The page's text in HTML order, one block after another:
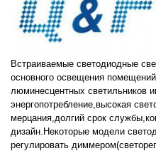
Встраиваемые светодиодные
основного освещения
люминесцентных светильников
энергопотребление,высокая
мерцания,долгий срок
дизайн.Некоторые модели
регулировать